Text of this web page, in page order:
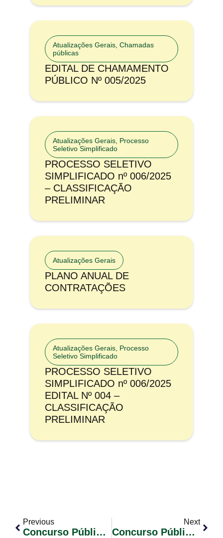
Atualizações Gerais Chamadas
públicas
EDITAL DE CHAMAMENTO
PÚBLICO Nº 005/2025
Atualizações Gerais Processo
Seletivo Simplificado
PROCESSO SELETIVO
SIMPLIFICADO nº 006/2025
– CLASSIFICAÇÃO
PRELIMINAR
Atualizações Gerais
PLANO ANUAL DE
CONTRATAÇÕES
Atualizações Gerais Processo
Seletivo Simplificado
PROCESSO SELETIVO
SIMPLIFICADO nº 006/2025
EDITAL Nº 004 –
CLASSIFICAÇÃO
PRELIMINAR
Previous
Concurso Público 02/2023 Convocação De Candidatos Classificados. Edital Nº 46.
Next
Concurso Público 01/2023 Convocação De Candidatos Classificados. Edital Nº 72.